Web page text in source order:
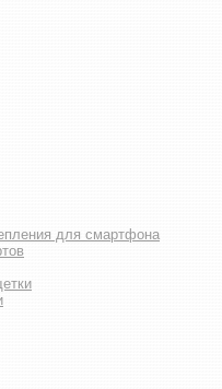
для смартфона